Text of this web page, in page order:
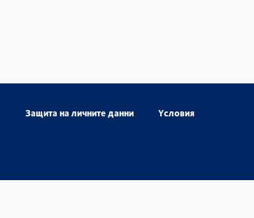
Защита на личните данни Yсловия